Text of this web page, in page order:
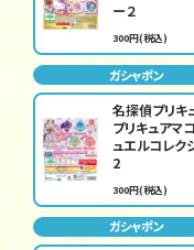
ー２
300円(税込)
ガシャポン
名探偵プリキ
プリキュアマ
ュエルコレク
2
300円(税込)
ガシャポン